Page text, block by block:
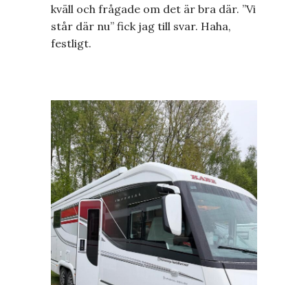
kväll och frågade om det är bra där. ”Vi
står där nu” fick jag till svar. Haha,
festligt.